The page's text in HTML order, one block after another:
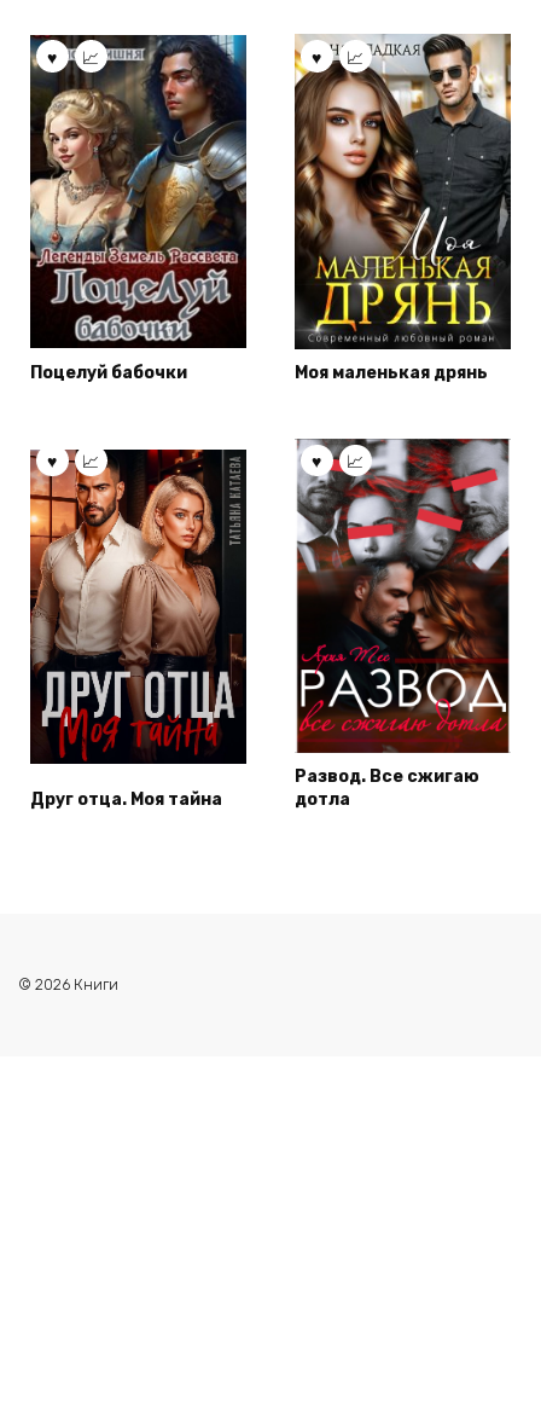
Поцелуй бабочки Моя маленькая дрянь
Друг отца. Моя тайна
Развод. Все сжигаю
дотла
© 2026 Книги